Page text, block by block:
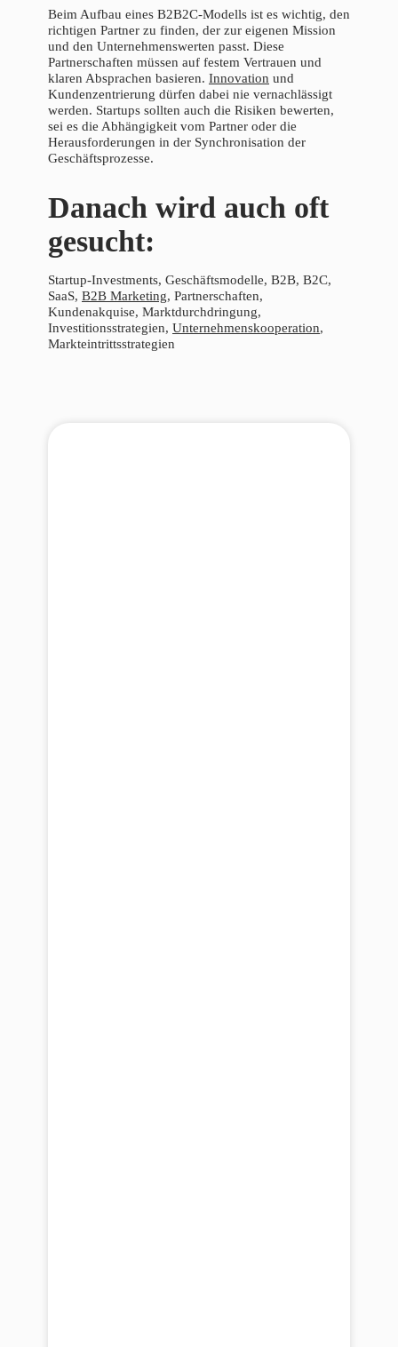
Beim Aufbau eines B2B2C-Modells ist es wichtig, den
richtigen Partner zu finden, der zur eigenen Mission
und den Unternehmenswerten passt. Diese
Partnerschaften müssen auf festem Vertrauen und
klaren Absprachen basieren. Innovation und
Kundenzentrierung dürfen dabei nie vernachlässigt
werden. Startups sollten auch die Risiken bewerten,
sei es die Abhängigkeit vom Partner oder die
Herausforderungen in der Synchronisation der
Geschäftsprozesse.
Danach wird auch oft
gesucht:
Startup-Investments, Geschäftsmodelle, B2B, B2C,
SaaS, B2B Marketing, Partnerschaften,
Kundenakquise, Marktdurchdringung,
Investitionsstrategien, Unternehmenskooperation,
Markteintrittsstrategien